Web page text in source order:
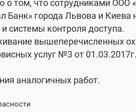
о том, что сотрудниками
города Львова и Киева
системы контроля доступа.
вышеперечисленных
услуг №3 от
аналогичных работ.